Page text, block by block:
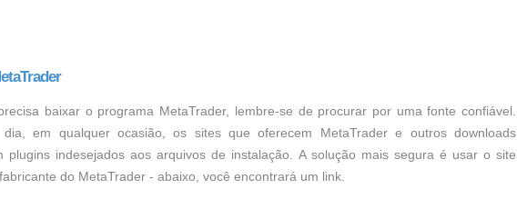
baixar o programa MetaTrader, lembre-se de procurar por uma fonte confiável.
em qualquer ocasião, os sites que oferecem MetaTrader e outros downloads
plugins indesejados aos arquivos de instalação. A solução mais segura é usar o site
do MetaTrader - abaixo, você encontrará um link.